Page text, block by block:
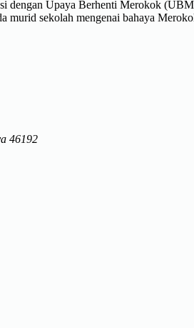
dengan Upaya Berhenti Merokok
murid sekolah mengenai bahaya
46192